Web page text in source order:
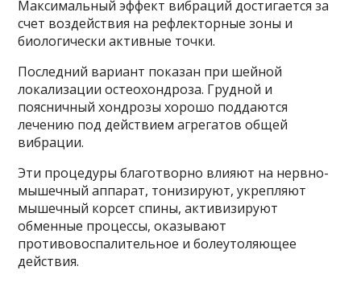
Максимальный эффект вибраций достигается за
счет воздействия на рефлекторные зоны и
биологически активные точки.
Последний вариант показан при шейной
локализации остеохондроза. Грудной и
поясничный хондрозы хорошо поддаются
лечению под действием агрегатов общей
вибрации.
Эти процедуры благотворно влияют на нервно-
мышечный аппарат, тонизируют, укрепляют
мышечный корсет спины, активизируют
обменные процессы, оказывают
противовоспалительное и болеутоляющее
действия.